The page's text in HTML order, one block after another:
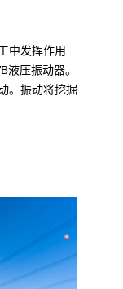
中发挥作用
压振动器。
。振动将挖掘